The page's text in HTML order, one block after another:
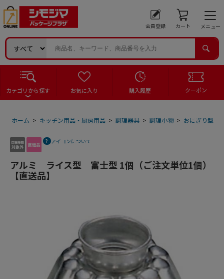
会員登録 カート メニュー
カテゴリから探す お気に入り 購入履歴 クーポン
ホーム > キッチン用品・厨房用品 > 調理器具 > 調理小物 > おにぎり型・
アイコンについて
アルミ ライス型 富士型 1個（ご注文単位1個）
【直送品】